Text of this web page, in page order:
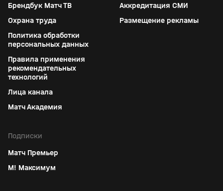
Брендбук Матч ТВ
Охрана труда
Политика обработки
персональных данных
Правила применения
рекомендательных
технологий
Лица канала
Матч Академия
Аккредитация СМИ
Размещение рекламы
Подписки
Матч Премьер
М! Максимум